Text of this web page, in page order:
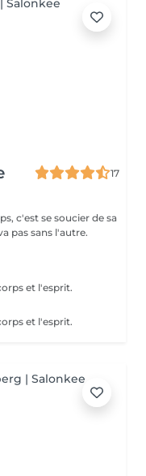
17
c'est se soucier de sa
pas sans l'autre.
et l'esprit.
et l'esprit.